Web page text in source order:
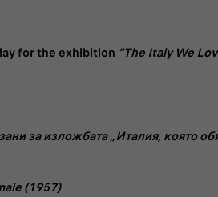
for the exhibition “The Italy We
за изложбата „Италия, която
(1957)